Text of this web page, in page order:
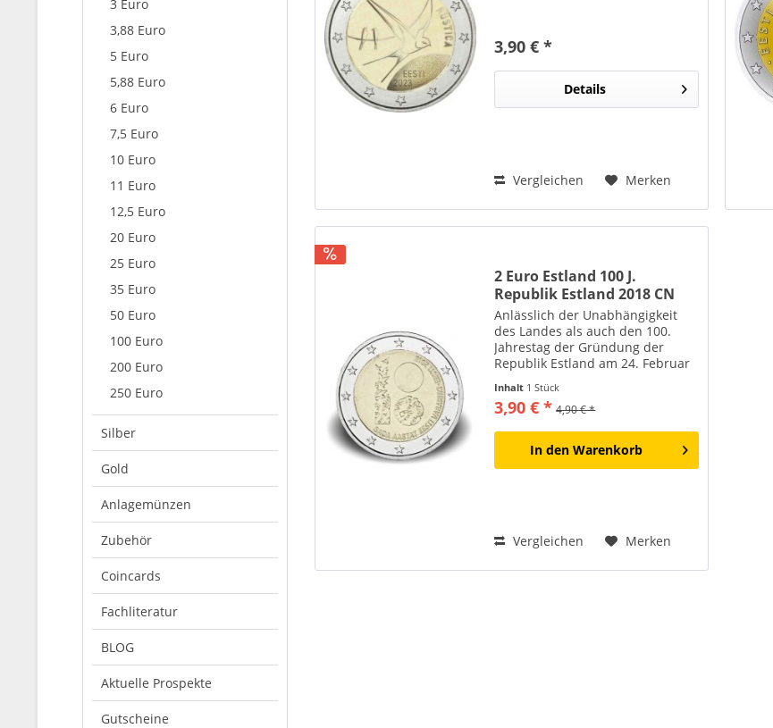
3 Euro
3,88 Euro
5 Euro
5,88 Euro
6 Euro
7,5 Euro
10 Euro
11 Euro
12,5 Euro
20 Euro
25 Euro
35 Euro
50 Euro
100 Euro
200 Euro
250 Euro
Silber
Gold
Anlagemünzen
Zubehör
Coincards
Fachliteratur
BLOG
Aktuelle Prospekte
Gutscheine
3,90 € *
Details
Vergleichen Merken
2 Euro Estland 100 J.
Republik Estland 2018 CN
bfr
Anlässlich der Unabhängigkeit
des Landes als auch den 100.
Jahrestag der Gründung der
Republik Estland am 24. Februar
herausgegeben
Inhalt 1 Stück
3,90 € * 4,90 € *
In den Warenkorb
Vergleichen Merken